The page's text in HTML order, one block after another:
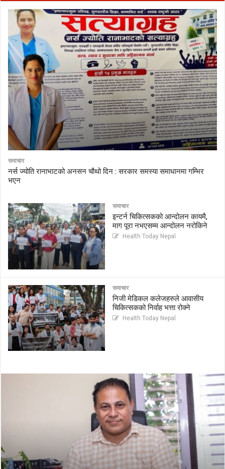
समाचार
नर्स ज्योति रानाभाटको अनसन चौथो दिन : सरकार समस्या समाधानमा गम्भिर
भएन
समाचार
इन्टर्न चिकित्सकको आन्दोलन कायमै,
माग पूरा नभएसम्म आन्दोलन नरोकिने
Health Today Nepal
समाचार
निजी मेडिकल कलेजहरुले आवासीय
चिकित्सकको निर्वाह भत्ता रोक्ने
Health Today Nepal